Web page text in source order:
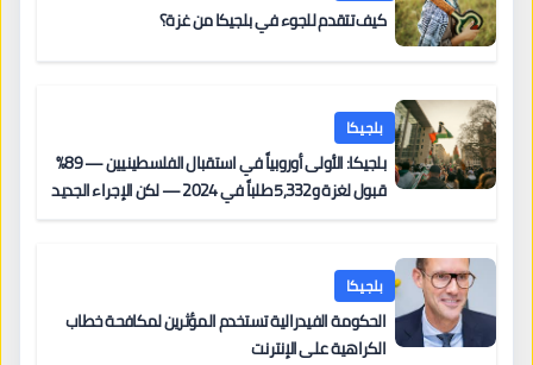
كيف تتقدم للجوء في بلجيكا من غزة؟
بلجيكا
بلجيكا: الأولى أوروبياً في استقبال الفلسطينيين — 89%
قبول لغزة و5,332 طلباً في 2024 — لكن الإجراء الجديد
بلجيكا
الحكومة الفيدرالية تستخدم المؤثرين لمكافحة خطاب
الكراهية على الإنترنت